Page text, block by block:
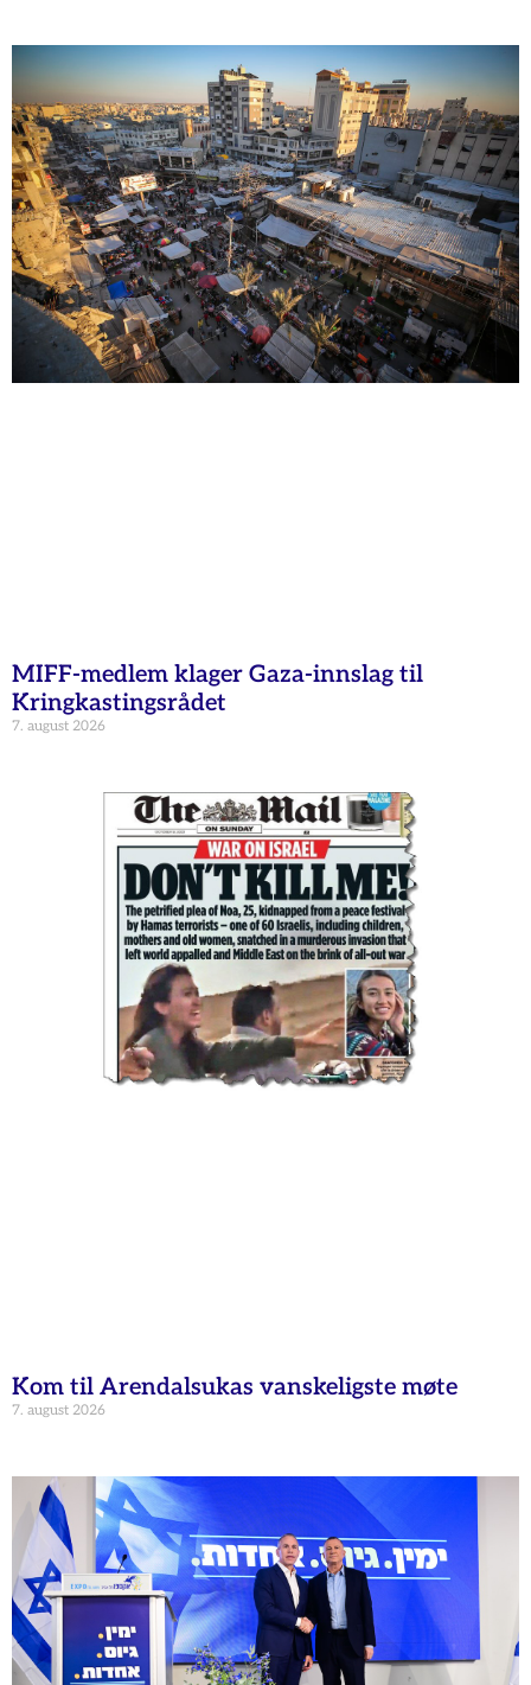
MIFF-medlem klager Gaza-innslag til
Kringkastingsrådet
7. august 2026
Kom til Arendalsukas vanskeligste møte
7. august 2026